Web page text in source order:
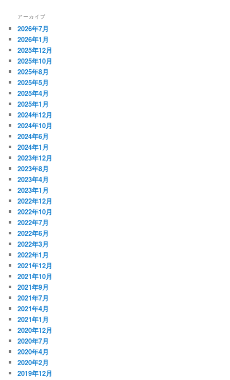
アーカイブ
2026年7月
2026年1月
2025年12月
2025年10月
2025年8月
2025年5月
2025年4月
2025年1月
2024年12月
2024年10月
2024年6月
2024年1月
2023年12月
2023年8月
2023年4月
2023年1月
2022年12月
2022年10月
2022年7月
2022年6月
2022年3月
2022年1月
2021年12月
2021年10月
2021年9月
2021年7月
2021年4月
2021年1月
2020年12月
2020年7月
2020年4月
2020年2月
2019年12月